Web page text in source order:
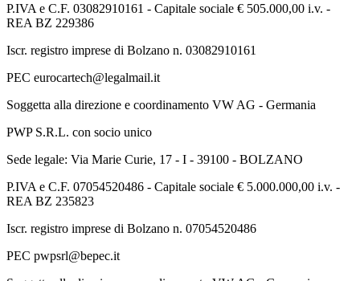
P.IVA e C.F. 03082910161 - Capitale sociale € 505.000,00 i.v. -
REA BZ 229386
Iscr. registro imprese di Bolzano n. 03082910161
PEC eurocartech@legalmail.it
Soggetta alla direzione e coordinamento VW AG - Germania
PWP S.R.L. con socio unico
Sede legale: Via Marie Curie, 17 - I - 39100 - BOLZANO
P.IVA e C.F. 07054520486 - Capitale sociale € 5.000.000,00 i.v. -
REA BZ 235823
Iscr. registro imprese di Bolzano n. 07054520486
PEC pwpsrl@bepec.it